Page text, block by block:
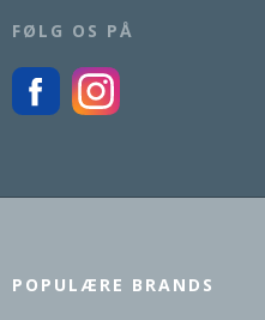
FØLG OS PÅ
POPULÆRE BRANDS